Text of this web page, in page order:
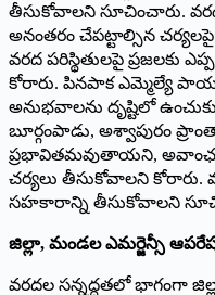
తీసుకోవాలని సూచించారు.
అనంతరం చేపట్టాల్సిన
వరద పరిస్థితులపై ప్రజలకు
కోరారు. పినపాక ఎమ్మెల్యే
అనుభవాలను దృష్టిలో
బూర్గంపాడు, అశ్వాపురం
ప్రభావితమవుతాయని,
చర్యలు తీసుకోవాలని కోరారు.
సహకారాన్ని తీసుకోవాలని
జిల్లా, మండల ఎమర్జెన్సీ
వరదల సన్నద్ధతలో భాగంగా